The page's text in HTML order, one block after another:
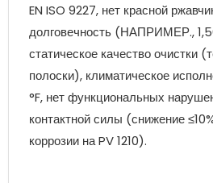
EN ISO 9227, нет красной
долговечность (НАПРИМЕР.,
статическое качество очистки
полоски), климатическое
°F, нет функциональных
контактной силы (снижение
коррозии на PV 1210).